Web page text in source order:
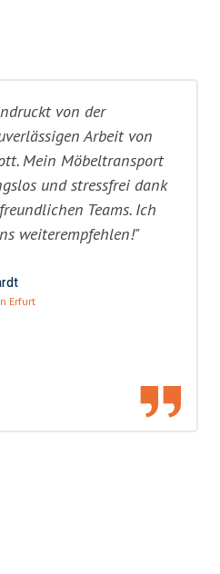
von der
Arbeit von
Mein Möbeltransport
und stressfrei dank
Teams. Ich
weiterempfehlen!"
Erfurt